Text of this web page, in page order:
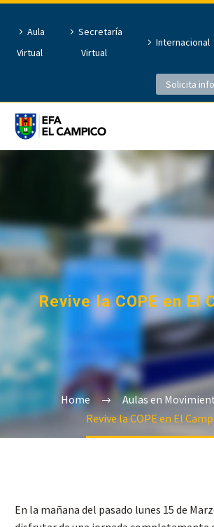
Aula
Virtual
Secretaría
Virtual
Internacional
Solicita
Revive la COPE en El
Home
Aulas en
Revive la COPE en El
En la mañana del pasado lunes 15 de